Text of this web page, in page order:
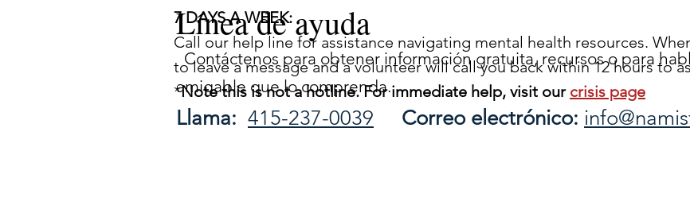
Línea de ayuda
Contáctenos para obtener información gratuita, recursos o para
amigable que lo comprenda.
Llama: 415-237-0039 Correo electrónico:
7 DAYS A WEEK:
Call our help line for assistance navigating mental health resources.
to leave a message and a volunteer will call you back within 12 hours to
*Note this is not a hotline. For immediate help, visit our crisis page